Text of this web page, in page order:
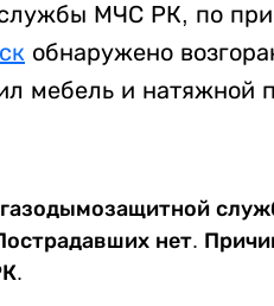
МЧС РК, ‎по
обнаружено
мебель и натяжной
газодымозащитной
нет.